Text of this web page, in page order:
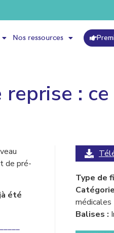
Nos ressources
:
de pré-
été
Type de
médicales
Balises :